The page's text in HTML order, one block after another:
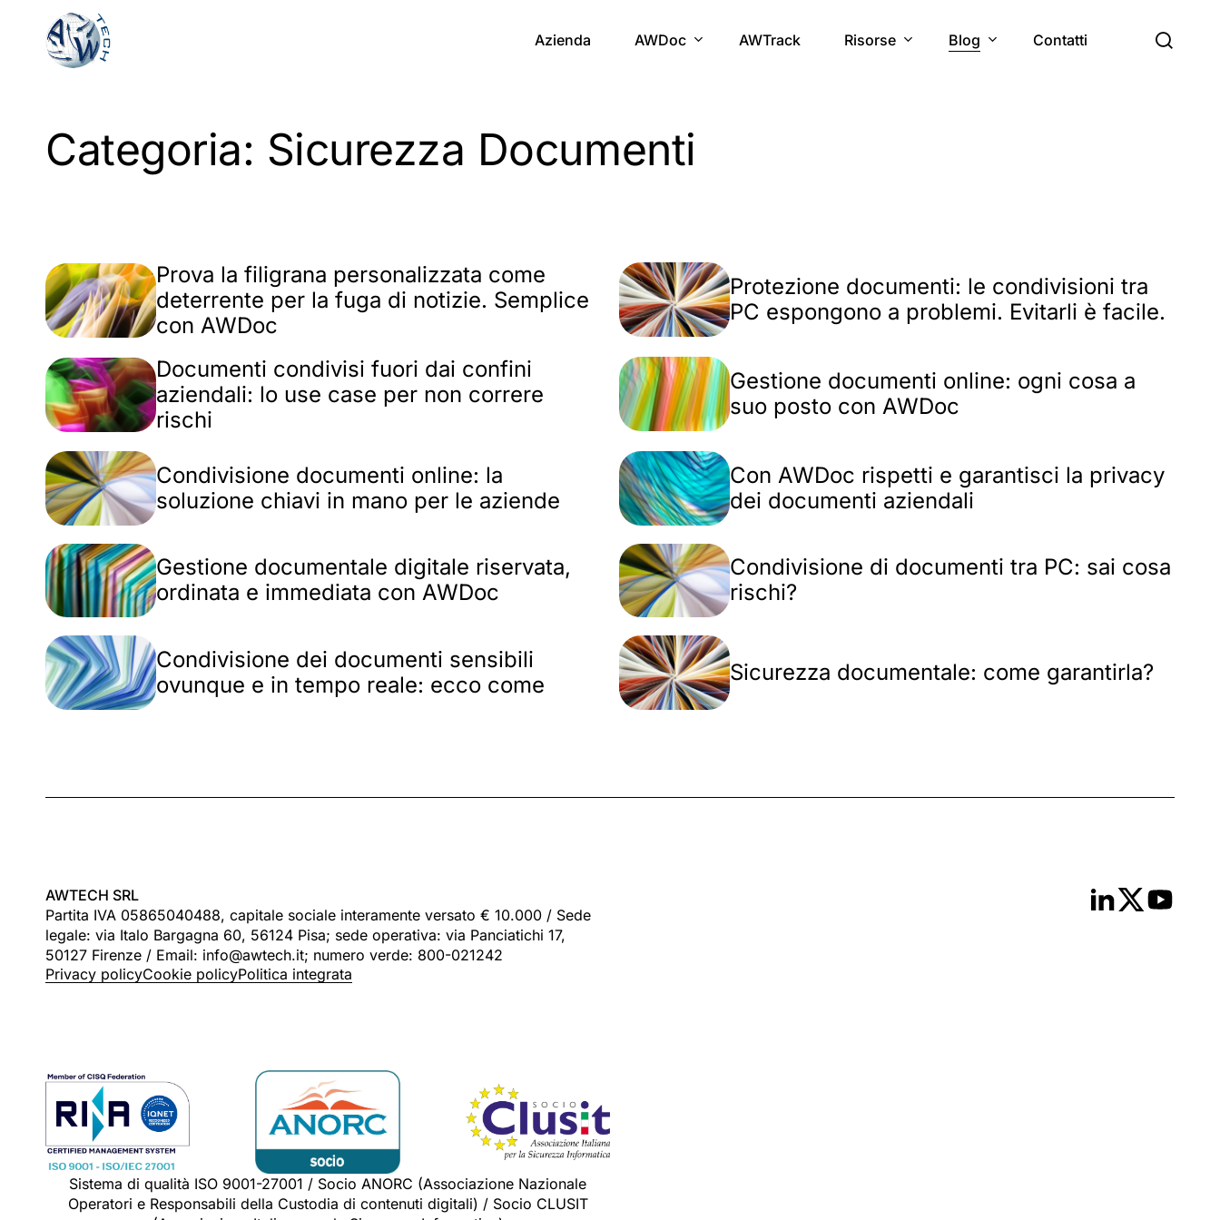
contenuto
principale
Azienda AWDoc AWTrack Risorse Blog Contatti
Categoria: Sicurezza Documenti
Prova la filigrana personalizzata come
deterrente per la fuga di notizie. Semplice
con AWDoc
Protezione documenti: le condivisioni tra
PC espongono a problemi. Evitarli è facile.
Documenti condivisi fuori dai confini
aziendali: lo use case per non correre
rischi
Gestione documenti online: ogni cosa a
suo posto con AWDoc
Condivisione documenti online: la
soluzione chiavi in mano per le aziende
Con AWDoc rispetti e garantisci la privacy
dei documenti aziendali
Gestione documentale digitale riservata,
ordinata e immediata con AWDoc
Condivisione di documenti tra PC: sai cosa
rischi?
Condivisione dei documenti sensibili
ovunque e in tempo reale: ecco come
Sicurezza documentale: come garantirla?
AWTECH SRL
Partita IVA 05865040488, capitale sociale interamente versato € 10.000 / Sede
legale: via Italo Bargagna 60, 56124 Pisa; sede operativa: via Panciatichi 17,
50127 Firenze / Email: info@awtech.it; numero verde: 800-021242
Privacy policyCookie policyPolitica integrata
Sistema di qualità ISO 9001-27001 / Socio ANORC (Associazione Nazionale
Operatori e Responsabili della Custodia di contenuti digitali) / Socio CLUSIT